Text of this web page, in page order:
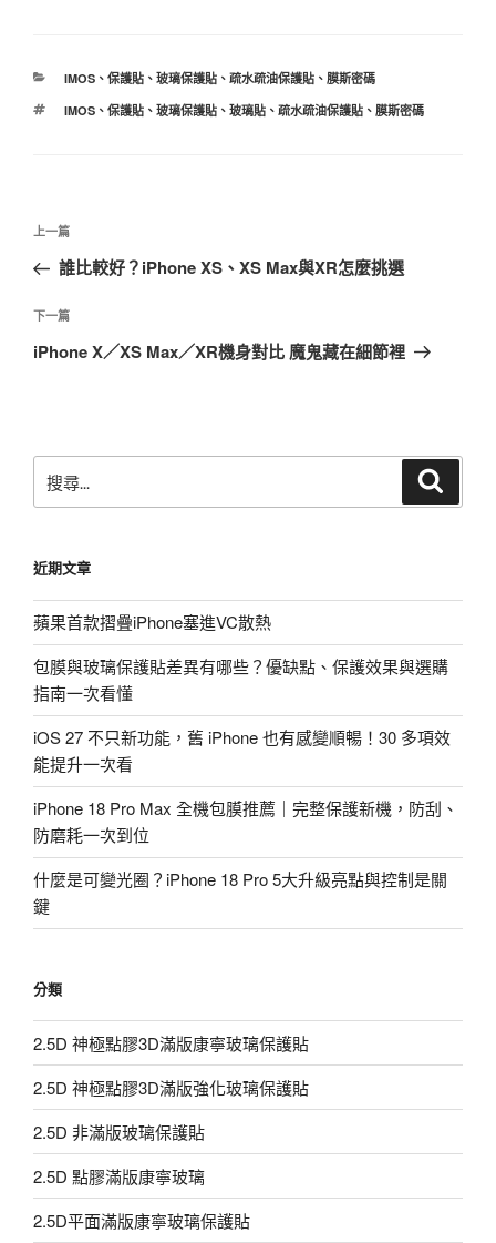
分
IMOS、 保護貼、 玻璃保護貼、 疏水疏油保護貼、 膜斯密碼
標
IMOS、 保護貼、 玻璃保護貼、 玻璃貼、 疏水疏油保護貼、 膜斯密碼
文
導
覽
上
一
文
章
上一篇
誰比較好？iPhone XS、XS Max與XR怎麼挑選
下
一
下一篇
iPhone X／XS Max／XR機身對比 魔鬼藏在細節裡
尋
字:
近期文章
蘋果首款摺疊iPhone塞進VC散熱
包膜與玻璃保護貼差異有哪些？優缺點、保護效果與選購
指南一次看懂
iOS 27 不只新功能，舊 iPhone 也有感變順暢！30 多項效
能提升一次看
iPhone 18 Pro Max 全機包膜推薦｜完整保護新機，防刮、
防磨耗一次到位
什麼是可變光圈？iPhone 18 Pro 5大升級亮點與控制是關
鍵
分類
2.5D 神極點膠3D滿版康寧玻璃保護貼
2.5D 神極點膠3D滿版強化玻璃保護貼
2.5D 非滿版玻璃保護貼
2.5D 點膠滿版康寧玻璃
2.5D平面滿版康寧玻璃保護貼